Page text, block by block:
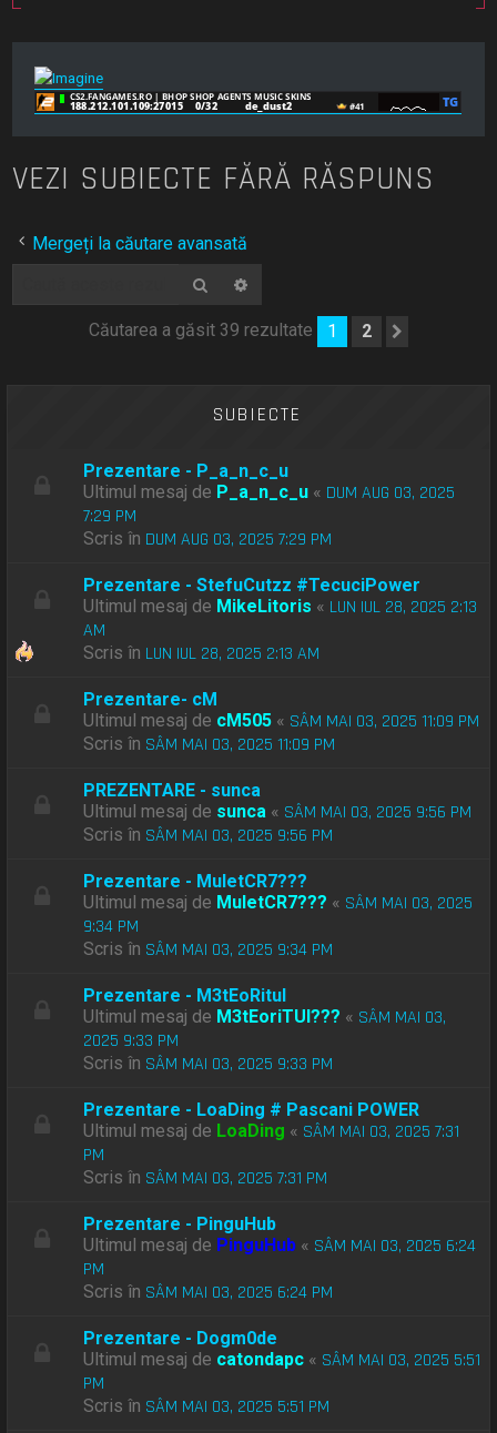
VEZI SUBIECTE FĂRĂ RĂSPUNS
Mergeți la căutare avansată
Căutare
Căutarea a găsit 39 rezultate 1 2
SUBIECTE
Prezentare - P_a_n_c_u
Ultimul mesaj de P_a_n_c_u « DUM AUG 03, 2025
7:29 PM
Scris în DUM AUG 03, 2025 7:29 PM
Prezentare - StefuCutzz #TecuciPower
Ultimul mesaj de MikeLitoris « LUN IUL 28, 2025 2:13
AM
Scris în LUN IUL 28, 2025 2:13 AM
Prezentare- cM
Ultimul mesaj de cM505 « SÂM MAI 03, 2025 11:09 PM
Scris în SÂM MAI 03, 2025 11:09 PM
PREZENTARE - sunca
Ultimul mesaj de sunca « SÂM MAI 03, 2025 9:56 PM
Scris în SÂM MAI 03, 2025 9:56 PM
Prezentare - MuletCR7???
Ultimul mesaj de MuletCR7??? « SÂM MAI 03, 2025
9:34 PM
Scris în SÂM MAI 03, 2025 9:34 PM
Prezentare - M3tEoRitul
Ultimul mesaj de M3tEoriTUl??? « SÂM MAI 03,
2025 9:33 PM
Scris în SÂM MAI 03, 2025 9:33 PM
Prezentare - LoaDing # Pascani POWER
Ultimul mesaj de LoaDing « SÂM MAI 03, 2025 7:31
PM
Scris în SÂM MAI 03, 2025 7:31 PM
Prezentare - PinguHub
Ultimul mesaj de PinguHub « SÂM MAI 03, 2025 6:24
PM
Scris în SÂM MAI 03, 2025 6:24 PM
Prezentare - Dogm0de
Ultimul mesaj de catondapc « SÂM MAI 03, 2025 5:51
PM
Scris în SÂM MAI 03, 2025 5:51 PM